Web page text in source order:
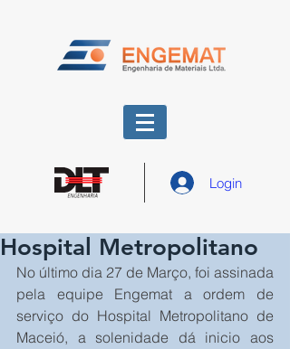
Login
Hospital Metropolitano
No último dia 27 de Março, foi assinada
pela equipe Engemat a ordem de
serviço do Hospital Metropolitano de
Maceió, a solenidade dá inicio aos